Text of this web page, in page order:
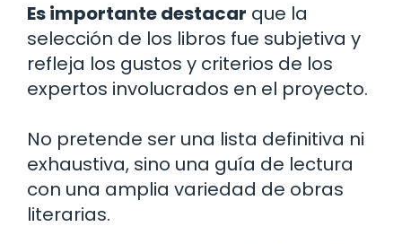
Es importante destacar que la
selección de los libros fue subjetiva y
refleja los gustos y criterios de los
expertos involucrados en el proyecto.
No pretende ser una lista definitiva ni
exhaustiva, sino una guía de lectura
con una amplia variedad de obras
literarias.